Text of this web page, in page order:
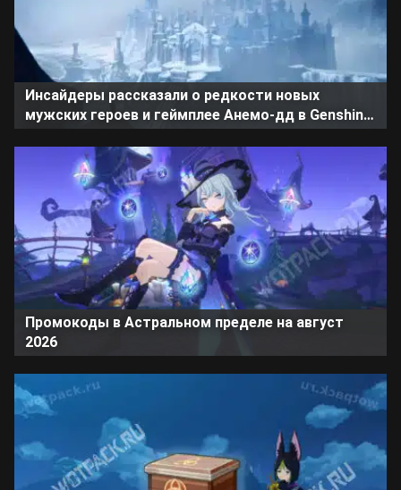
Инсайдеры рассказали о редкости новых
мужских героев и геймплее Анемо-дд в Genshin
Impact
Промокоды в Астральном пределе на август
2026